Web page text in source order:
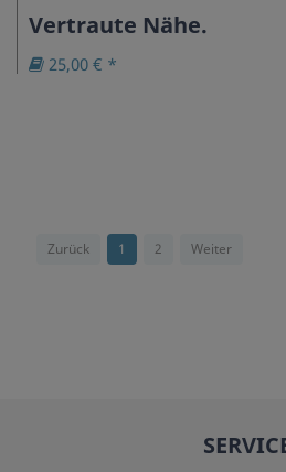
Vertraute Nähe.
25,00 € *
Zurück 1 2 Weiter